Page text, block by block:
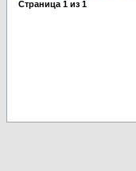
Страница 1 из 1